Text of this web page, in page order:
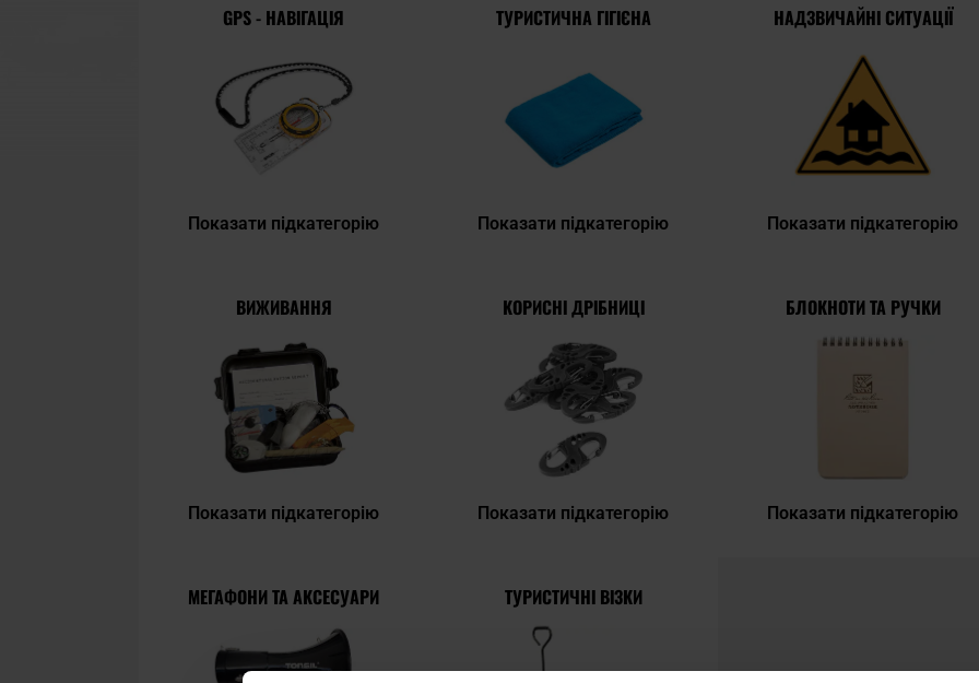
GPS - НАВІГАЦІЯ
Показати підкатегорію
ТУРИСТИЧНА ГІГІЄНА
Показати підкатегорію
НАДЗВИЧАЙНІ СИТУАЦІЇ
Показати підкатегорію
ВИЖИВАННЯ
Показати підкатегорію
КОРИСНІ ДРІБНИЦІ
Показати підкатегорію
БЛОКНОТИ ТА РУЧКИ
Показати підкатегорію
МЕГАФОНИ ТА АКСЕСУАРИ ТУРИСТИЧНІ ВІЗКИ